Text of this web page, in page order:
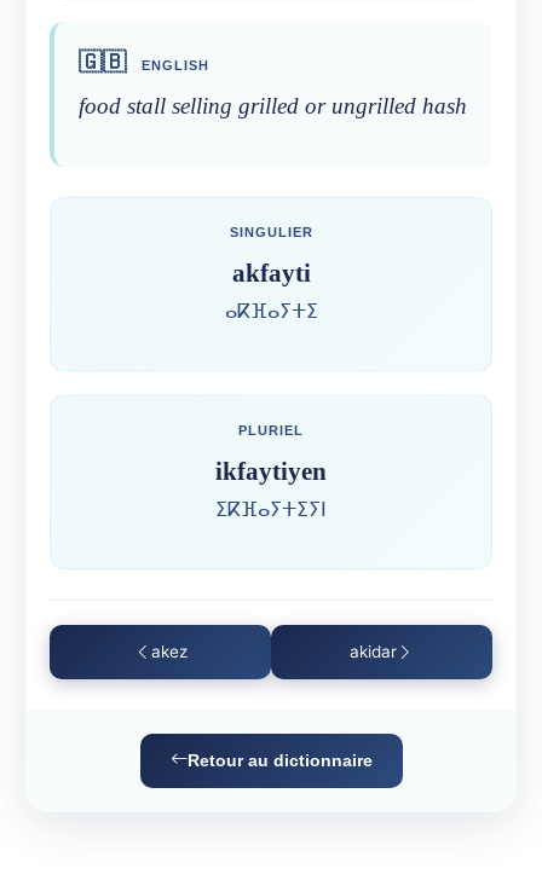
🇬🇧 ENGLISH
food stall selling grilled or ungrilled hash
SINGULIER
akfayti
ⴰⴽⴼⴰⵢⵜⵉ
PLURIEL
ikfaytiyen
ⵉⴽⴼⴰⵢⵜⵉⵢⵏ
akez akidar
Retour au dictionnaire